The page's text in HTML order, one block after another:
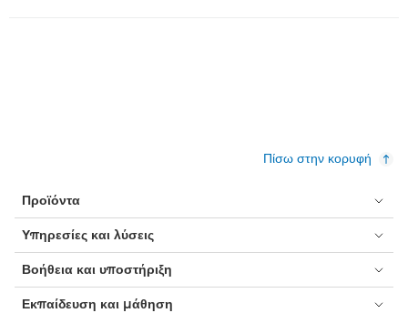
Πίσω στην κορυφή
Προϊόντα
Υπηρεσίες και λύσεις
Βοήθεια και υποστήριξη
Εκπαίδευση και μάθηση